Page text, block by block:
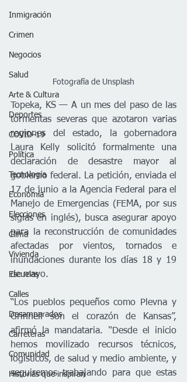
Inmigración
Crimen
Negocios
Salud
Arte & Cultura
Deportes
COVID-19
Política
Tecnología
Economía
Elecciones
Clima
Vivienda
Escuelas
Calles
Desamparados
Carreteras
Comunidad
Historias que inspiran
Fotografía de Unsplash
Topeka, KS — A un mes del paso de las
tormentas severas que azotaron varias
regiones del estado, la gobernadora
Laura Kelly solicitó formalmente una
declaración de desastre mayor al
gobierno federal. La petición, enviada el
17 de junio a la Agencia Federal para el
Manejo de Emergencias (FEMA, por sus
siglas en inglés), busca asegurar apoyo
para la reconstrucción de comunidades
afectadas por vientos, tornados e
inundaciones durante los días 18 y 19
de mayo.
“Los pueblos pequeños como Plevna y
Grinnell son el corazón de Kansas”,
afirmó la mandataria. “Desde el inicio
hemos movilizado recursos técnicos,
logísticos, de salud y medio ambiente, y
seguiremos trabajando para que estas